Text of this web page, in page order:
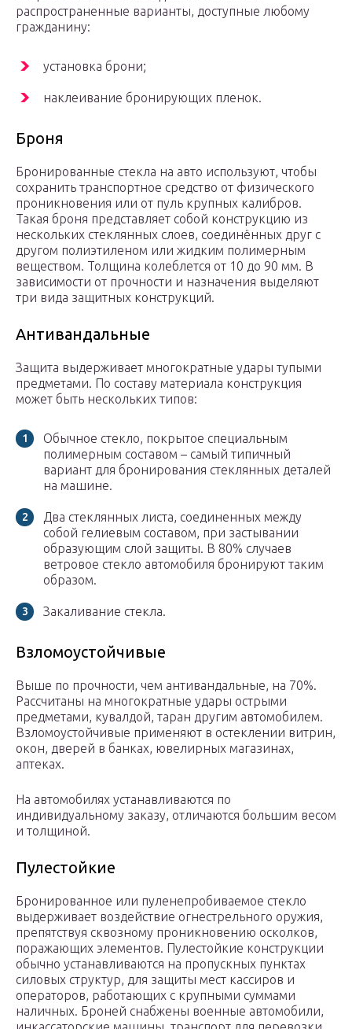
распространенные варианты, доступные любому
гражданину:
установка брони;
наклеивание бронирующих пленок.
Броня
Бронированные стекла на авто используют, чтобы
сохранить транспортное средство от физического
проникновения или от пуль крупных калибров.
Такая броня представляет собой конструкцию из
нескольких стеклянных слоев, соединённых друг с
другом полиэтиленом или жидким полимерным
веществом. Толщина колеблется от 10 до 90 мм. В
зависимости от прочности и назначения выделяют
три вида защитных конструкций.
Антивандальные
Защита выдерживает многократные удары тупыми
предметами. По составу материала конструкция
может быть нескольких типов:
Обычное стекло, покрытое специальным
полимерным составом – самый типичный
вариант для бронирования стеклянных деталей
на машине.
Два стеклянных листа, соединенных между
собой гелиевым составом, при застывании
образующим слой защиты. В 80% случаев
ветровое стекло автомобиля бронируют таким
образом.
Закаливание стекла.
Взломоустойчивые
Выше по прочности, чем антивандальные, на 70%.
Рассчитаны на многократные удары острыми
предметами, кувалдой, таран другим автомобилем.
Взломоустойчивые применяют в остеклении витрин,
окон, дверей в банках, ювелирных магазинах,
аптеках.
На автомобилях устанавливаются по
индивидуальному заказу, отличаются большим весом
и толщиной.
Пулестойкие
Бронированное или пуленепробиваемое стекло
выдерживает воздействие огнестрельного оружия,
препятствуя сквозному проникновению осколков,
поражающих элементов. Пулестойкие конструкции
обычно устанавливаются на пропускных пунктах
силовых структур, для защиты мест кассиров и
операторов, работающих с крупными суммами
наличных. Броней снабжены военные автомобили,